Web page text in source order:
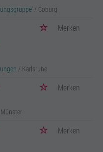
/ Coburg
Merken
/ Karlsruhe
Merken
Merken